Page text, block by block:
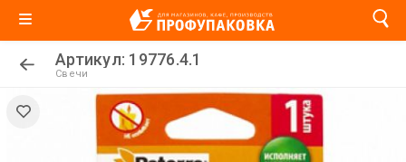
Артикул: 19776.4.1
Свечи